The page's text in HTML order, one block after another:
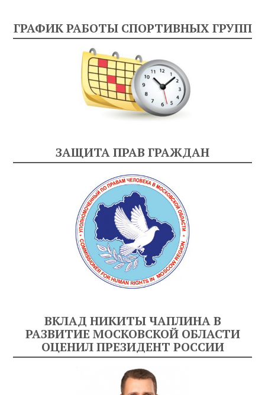
ГРАФИК РАБОТЫ СПОРТИВНЫХ ГРУПП
ЗАЩИТА ПРАВ ГРАЖДАН
ВКЛАД НИКИТЫ ЧАПЛИНА В
РАЗВИТИЕ МОСКОВСКОЙ ОБЛАСТИ
ОЦЕНИЛ ПРЕЗИДЕНТ РОССИИ